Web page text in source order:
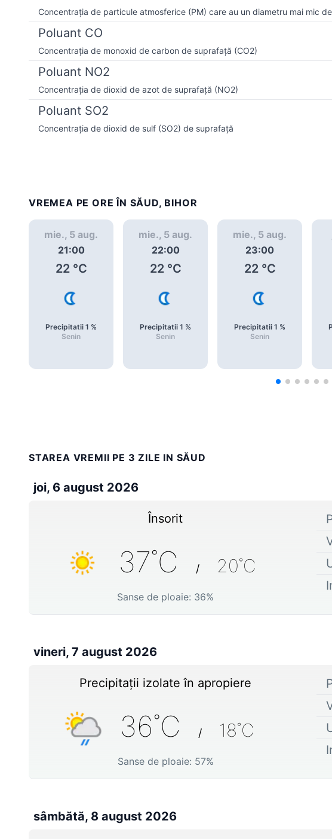
Concentrația de particule atmosferice (PM) care au un diametru mai mic
Poluant CO
Concentrația de monoxid de carbon de suprafață (CO2)
Poluant NO2
Concentrația de dioxid de azot de suprafață (NO2)
Poluant SO2
Concentrația de dioxid de sulf (SO2) de suprafață
VREMEA PE ORE ÎN SĂUD, BIHOR
mie., 5 aug.
21:00
22°C
Precipitatii 1 %
Senin
mie., 5 aug.
22:00
22°C
Precipitatii 1 %
Senin
mie., 5 aug.
23:00
22°C
Precipitatii 1 %
Senin
STAREA VREMII PE 3 ZILE IN SĂUD
joi, 6 august 2026
Însorit
37˚C / 20˚C
Sanse de ploaie: 36%
vineri, 7 august 2026
Precipitații izolate în apropiere
36˚C / 18˚C
Sanse de ploaie: 57%
sâmbătă, 8 august 2026